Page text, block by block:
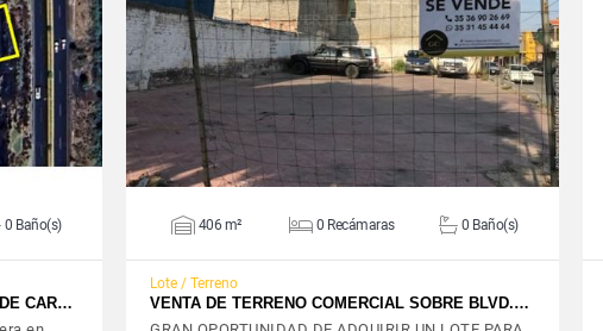
0 Baño(s)
CAR…
VER DETALLES
406 m² 0 Recámaras 0 Baño(s)
Lote / Terreno
VENTA DE TERRENO COMERCIAL SOBRE BLVD.…